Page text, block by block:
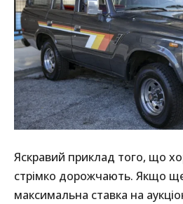
Яскравий приклад того, що
стрімко дорожчають. Якщо
максимальна ставка на